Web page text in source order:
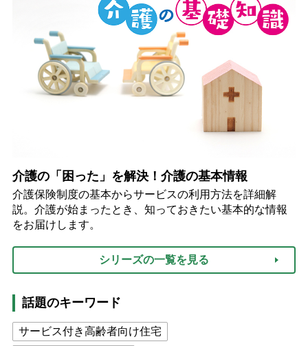
介護の「困った」を解決！介護の基本情報
介護保険制度の基本からサービスの利用方法を詳細解
説。介護が始まったとき、知っておきたい基本的な情報
をお届けします。
シリーズの一覧を見る
話題のキーワード
サービス付き高齢者向け住宅